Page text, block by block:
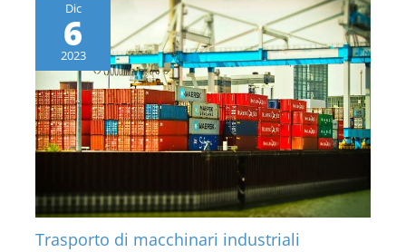
Dic
6
2023
Trasporto di macchinari industriali